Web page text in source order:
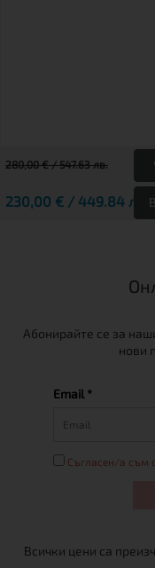
280,00 € / 547.63 лв.
230,00 € / 449.84 лв.
Абонирайте се за
нови
Email *
Съгласен/а съм